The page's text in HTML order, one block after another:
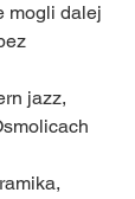
mogli dalej